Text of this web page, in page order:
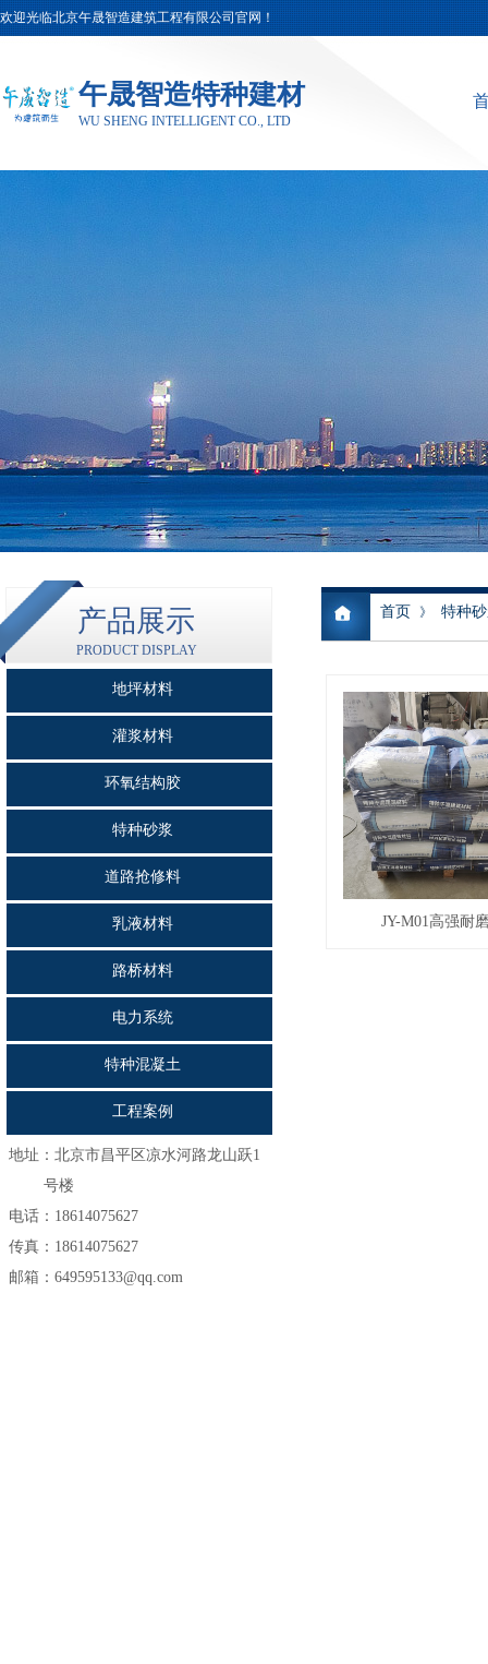
欢迎光临北京午晟智造建筑工程有限公司官网！
午晟智造特种建材
WU SHENG INTELLIGENT CO., LTD
产品展示
PRODUCT DISPLAY
首页 》 特种
地坪材料
灌浆材料
环氧结构胶
特种砂浆
道路抢修料
乳液材料
路桥材料
电力系统
特种混凝土
工程案例
JY-M01高强耐
地址： 北京市昌平区凉水河路龙山跃1
号楼
电话：18614075627
传真：18614075627
邮箱：649595133@qq.com